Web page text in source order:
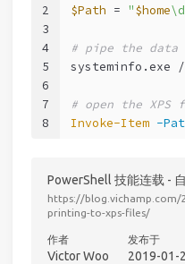
2
3
4
5
6
7
8
$Path = "$home
# pipe the
systeminfo.exe /
# open the
Invoke-Item -
PowerShell 技能连载 -
https://
printing-to-xps-files/
作者
Victor Woo
发布于
2019-01-